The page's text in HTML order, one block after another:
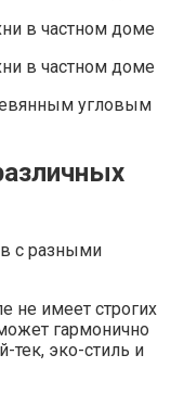
угловым
с разными
не имеет строгих
гармонично
тек, эко-стиль и